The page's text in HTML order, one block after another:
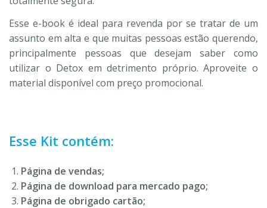
Esse e-book é ideal para revenda por se tratar de um
assunto em alta e que muitas pessoas estão querendo,
principalmente pessoas que desejam saber como
utilizar o Detox em detrimento próprio. Aproveite o
material disponível com preço promocional.
Esse Kit contém:
Página de vendas;
Página de download para mercado pago;
Página de obrigado cartão;